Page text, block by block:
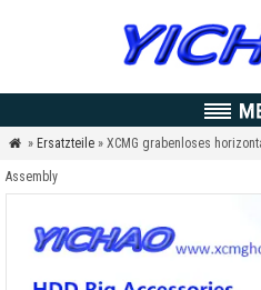
 » Ersatzteile» XCMG grabenloses
Assembly